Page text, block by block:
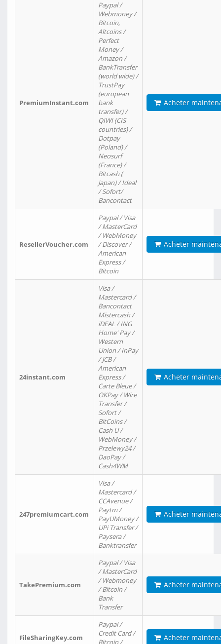
PremiumInstant.com
Paypal /
Webmoney /
Bitcoin,
Altcoins /
Perfect
Money /
Amazon /
BankTransfer
(world wide) /
TrustPay
(european
bank
transfer) /
QIWI (CIS
countries) /
Dotpay
(Poland) /
Neosurf
(France) /
Bitcash (
Japan) / Ideal
/ Sofort/
Bancontact
Acheter
ResellerVoucher.com
Paypal / Visa
/ MasterCard
/ WebMoney
/ Discover /
American
Express /
Bitcoin
Acheter
24instant.com
Visa /
Mastercard /
Bancontact
Mistercash /
iDEAL / ING
Home' Pay /
Western
Union / InPay
/ JCB /
American
Express /
Carte Bleue /
OKPay / Wire
Transfer /
Sofort /
BitCoins /
Cash U /
WebMoney /
Przelewy24 /
DaoPay /
Cash4WM
Acheter
247premiumcart.com
Visa /
Mastercard /
CCAvenue /
Paytm /
PayUMoney /
UPi Transfer /
Paysera /
Banktransfer
Acheter
TakePremium.com
Paypal / Visa
/ MasterCard
/ Webmoney
/ Bitcoin /
Bank
Transfer
Acheter
FileSharingKey.com
Paypal /
Credit Card /
Bitcoin /
Acheter